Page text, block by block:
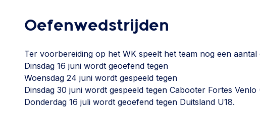
Oefenwedstrijden
Ter voorbereiding op het WK speelt het team nog een
Dinsdag 16 juni wordt geoefend tegen
Woensdag 24 juni wordt gespeeld tegen
Dinsdag 30 juni wordt gespeeld tegen Cabooter Fortes Venlo
Donderdag 16 juli wordt geoefend tegen Duitsland U18.